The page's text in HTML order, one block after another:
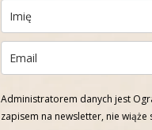
Administratorem danych jest
zapisem na newsletter, nie